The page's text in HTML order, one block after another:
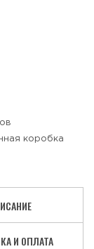
коробка
И ОПЛАТА